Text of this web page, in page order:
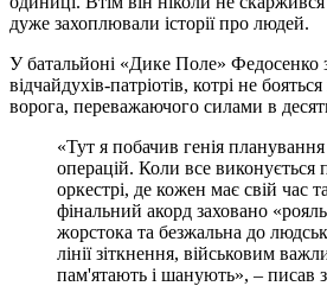
дуже захоплювали історії про людей.
У батальйоні «Дике Поле» Федосенко
відчайдухів-патріотів, котрі не
ворога, переважаючого силами в
«Тут я побачив генія
операцій. Коли все виконується
оркестрі, де кожен має свій час
фінальний акорд заховано
жорстока та безжальна до
лінії зіткнення, військовим
пам'ятають і шанують», – писав